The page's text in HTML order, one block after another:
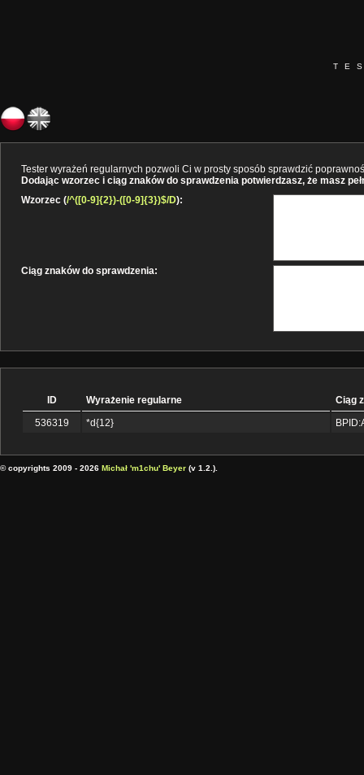
Tester wyrażeń regularnych pozwoli Ci w prosty sposób sprawdzić
Dodając wzorzec i ciąg znaków do sprawdzenia potwierdzasz, że masz
Wzorzec (/^([0-9]{2})-([0-9]{3})$/D):
Ciąg znaków do sprawdzenia:
ID Wyrażenie regularne
Ciąg
536319
*d{12}
© copyrights 2009 - 2026 Michał 'm1chu' Beyer (v 1.2.).